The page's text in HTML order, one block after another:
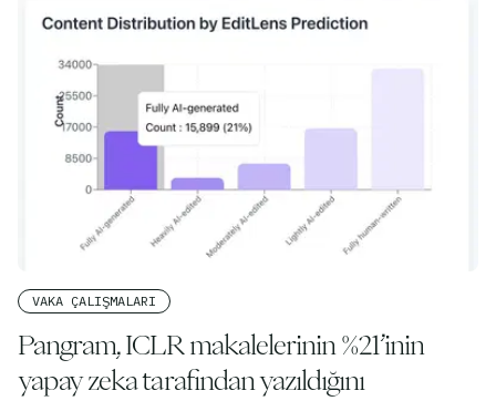
VAKA ÇALIŞMALARI
Pangram, ICLR makalelerinin %21’inin
yapay zeka tarafından yazıldığını